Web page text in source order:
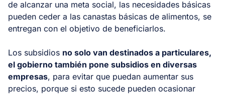
de alcanzar una meta social, las necesidades básicas
pueden ceder a las canastas básicas de alimentos, se
entregan con el objetivo de beneficiarlos.
Los subsidios no solo van destinados a particulares,
el gobierno también pone subsidios en diversas
empresas, para evitar que puedan aumentar sus
precios, porque si esto sucede pueden ocasionar